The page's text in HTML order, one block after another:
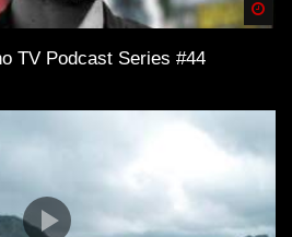
TV Podcast Series #44